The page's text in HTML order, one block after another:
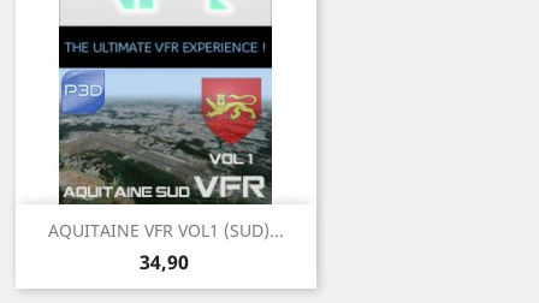
AQUITAINE VFR VOL1 (SUD)...
Prix
34,90